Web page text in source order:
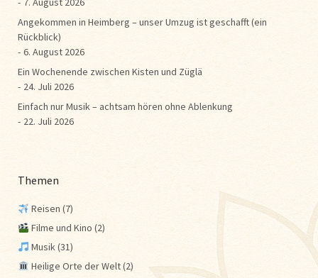
Angekommen in Heimberg – unser Umzug ist geschafft (ein
Rückblick)
6. August 2026
Ein Wochenende zwischen Kisten und Züglä
24. Juli 2026
Einfach nur Musik – achtsam hören ohne Ablenkung
22. Juli 2026
Themen
Reisen (7)
Filme und Kino (2)
Musik(31)
Heilige Orte der Welt(2)